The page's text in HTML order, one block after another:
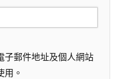
子郵件地址及個人網站
用。